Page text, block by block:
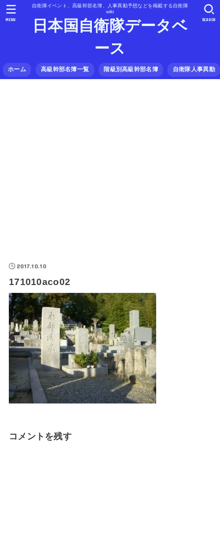
自衛隊イベント、高級幹部名簿、人事異動予想などを掲載する自衛隊
wiki
日本国自衛隊データベ
ース
ホーム 高級幹部名簿一覧 階級別高級幹部名簿 自衛隊人事異動
SEARCH
MENU
2017.10.10
171010aco02
コメントを残す